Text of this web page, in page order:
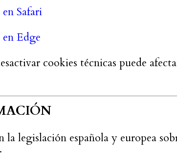
Safari
Edge
cookies técnicas puede
la legislación española y europea